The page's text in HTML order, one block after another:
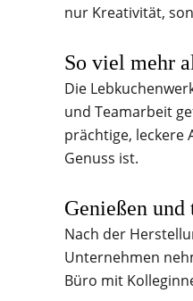
nur Kreativität,
So viel mehr
Die
und Teamarbeit
prächtige, leckere
Genuss ist.
Genießen und
Nach der
Unternehmen
Büro mit